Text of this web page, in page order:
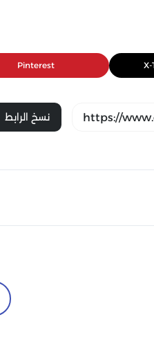
Pinterest
نسخ الرابط